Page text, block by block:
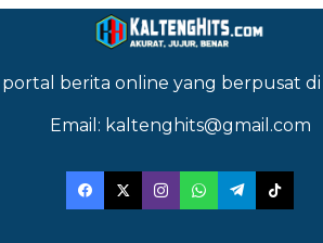
berita online yang berpusat
Email: kaltenghits@gmail.com